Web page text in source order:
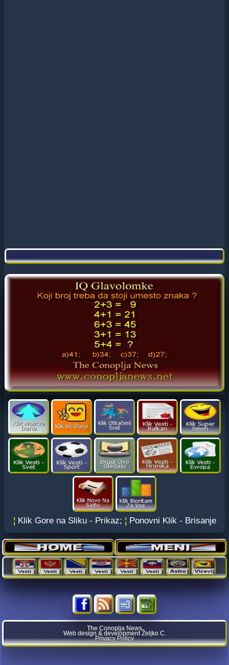
¦ Klik Gore na Sliku - Prikaz; ¦ Ponovni Klik - Brisanje